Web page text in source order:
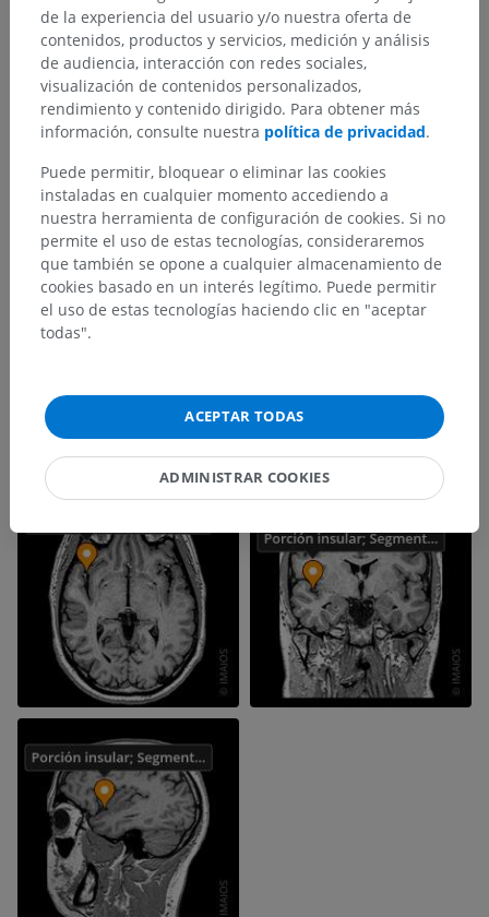
de la experiencia del usuario y/o nuestra oferta de
contenidos, productos y servicios, medición y análisis
de audiencia, interacción con redes sociales,
visualización de contenidos personalizados,
rendimiento y contenido dirigido. Para obtener más
información, consulte nuestra política de privacidad.
Puede permitir, bloquear o eliminar las cookies
instaladas en cualquier momento accediendo a
nuestra herramienta de configuración de cookies. Si no
permite el uso de estas tecnologías, consideraremos
que también se opone a cualquier almacenamiento de
cookies basado en un interés legítimo. Puede permitir
el uso de estas tecnologías haciendo clic en "aceptar
todas".
ACEPTAR TODAS
ADMINISTRAR COOKIES